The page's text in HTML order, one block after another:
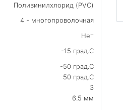
Поливинилхлорид (PVC)
4 - многопроволочная
Нет
-15 град.C
-50 град.C
50 град.C
3
6.5 мм